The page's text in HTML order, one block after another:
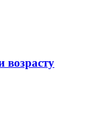
возрасту